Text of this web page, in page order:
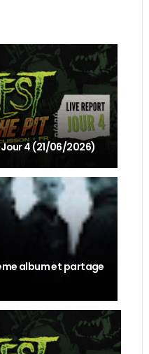
4 (21/06/2026)
album et partage